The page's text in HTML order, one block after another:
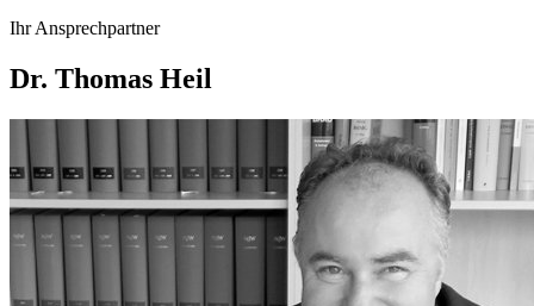
Ihr Ansprechpartner
Dr. Thomas Heil